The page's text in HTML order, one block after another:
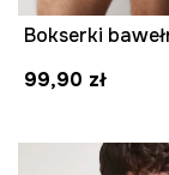
99,90 zł